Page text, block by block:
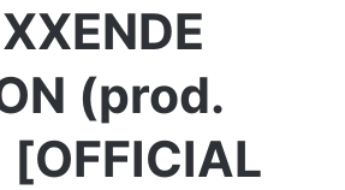
(prod.